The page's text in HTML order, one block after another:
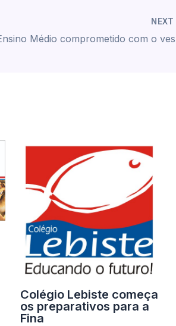
NEXT
Colégio Lebiste começa
os preparativos para a
Fina